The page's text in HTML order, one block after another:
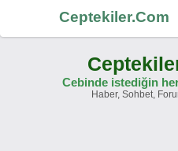
Ceptekiler.Com
Cebinde istediğin
Haber, Sohbet,